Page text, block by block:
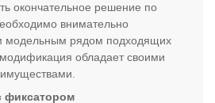
окончательное решение по
внимательно
модельным рядом подходящих
обладает своими
фиксатором